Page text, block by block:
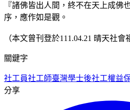
『諸佛皆出人間，終不在天上成佛
序，應作如是觀。
（本文曾刊登於111.04.21 晴天社會
關鍵字
社工員社工師臺灣學士後社工權益
分享